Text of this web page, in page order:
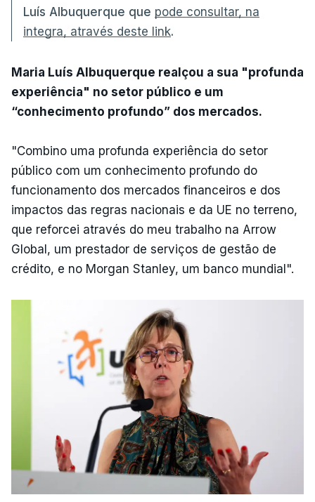
Luís Albuquerque que pode consultar, na
integra, através deste link.
Maria Luís Albuquerque realçou a sua "profunda
experiência" no setor público e um
“conhecimento profundo” dos mercados.
"Combino uma profunda experiência do setor
público com um conhecimento profundo do
funcionamento dos mercados financeiros e dos
impactos das regras nacionais e da UE no terreno,
que reforcei através do meu trabalho na Arrow
Global, um prestador de serviços de gestão de
crédito, e no Morgan Stanley, um banco mundial".